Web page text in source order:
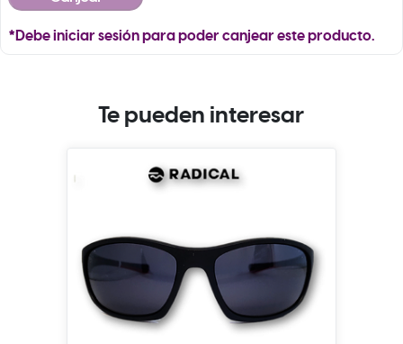
*Debe iniciar sesión para poder canjear este producto.
Te pueden interesar